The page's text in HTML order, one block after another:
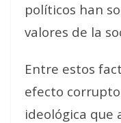
políticos han
valores de la
Entre estos
efecto
ideológica que